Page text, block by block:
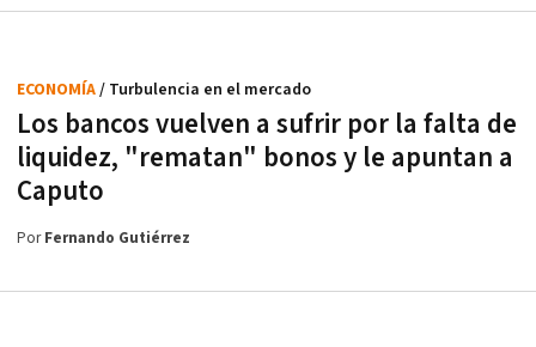
Los bancos vuelven a sufrir por la falta de
liquidez, "rematan" bonos y le apuntan a
Caputo
ECONOMÍA/ Turbulencia en el mercado
PorFernando Gutiérrez